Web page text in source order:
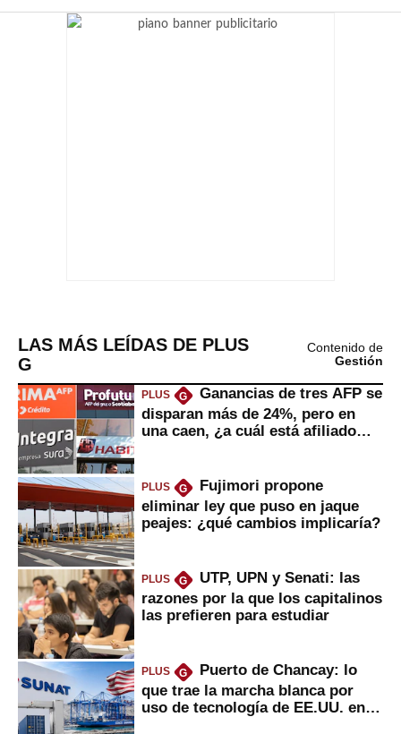
LAS MÁS LEÍDAS DE PLUS
G
Contenido de
Gestión
PLUS G
Ganancias de tres AFP se
disparan más de 24%, pero en
una caen, ¿a cuál está afiliado
PLUS G
Fujimori propone
eliminar ley que puso en jaque
peajes: ¿qué cambios implicaría?
PLUS G
UTP, UPN y Senati: las
razones por la que los capitalinos
las prefieren para estudiar
PLUS G
Puerto de Chancay: lo
que trae la marcha blanca por
uso de tecnología de EE.UU. en